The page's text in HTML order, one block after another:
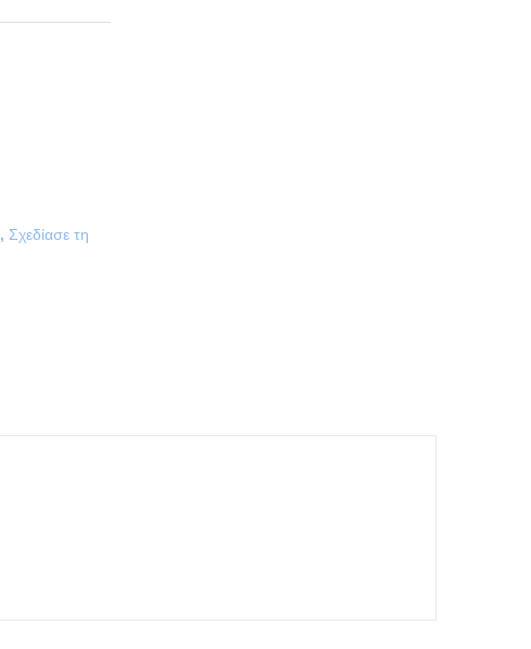
, Σχεδίασε τη